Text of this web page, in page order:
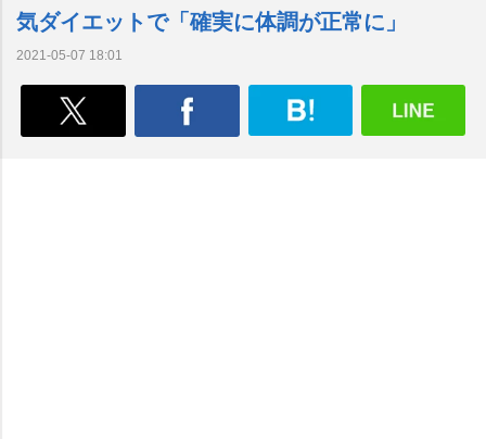
気ダイエットで「確実に体調が正常に」
2021-05-07 18:01